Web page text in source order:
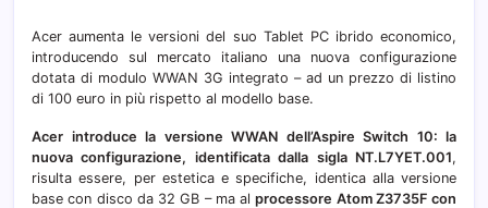
nei
euro
Acer aumenta le versioni del suo Tablet PC ibrido economico,
introducendo sul mercato italiano una nuova configurazione
dotata di modulo WWAN 3G integrato – ad un prezzo di listino
di 100 euro in più rispetto al modello base.
Acer introduce la versione WWAN dell’Aspire Switch 10: la
nuova configurazione, identificata dalla sigla NT.L7YET.001,
risulta essere, per estetica e specifiche, identica alla versione
base con disco da 32 GB – ma alprocessore Atom Z3735F con